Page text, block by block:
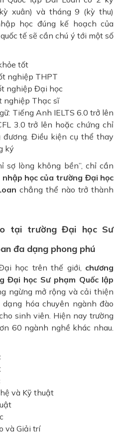
xuân) và tháng 9 (kỳ thu)
học đúng kế hoạch của
tế sẽ cần chú ý tới một số
tốt
nghiệp THPT
nghiệp Đại học
nghiệp Thạc sĩ
Tiếng Anh IELTS 6.0 trở lên
3.0 trở lên hoặc chứng chỉ
Điều kiện cụ thể thay
ký
sợ lòng không bền”, chỉ cần
nhập học của trường Đại học
chẳng thể nào trở thành
tại trường Đại học Sư
đa dạng phong phú
học trên thế giới, chương
học Sư phạm Quốc lập
ngừng mở rộng và cải thiện
hóa chuyên ngành đào
sinh viên. Hiện nay trường
60 ngành nghề khác nhau.
và Kỹ thuật
và Giải trí